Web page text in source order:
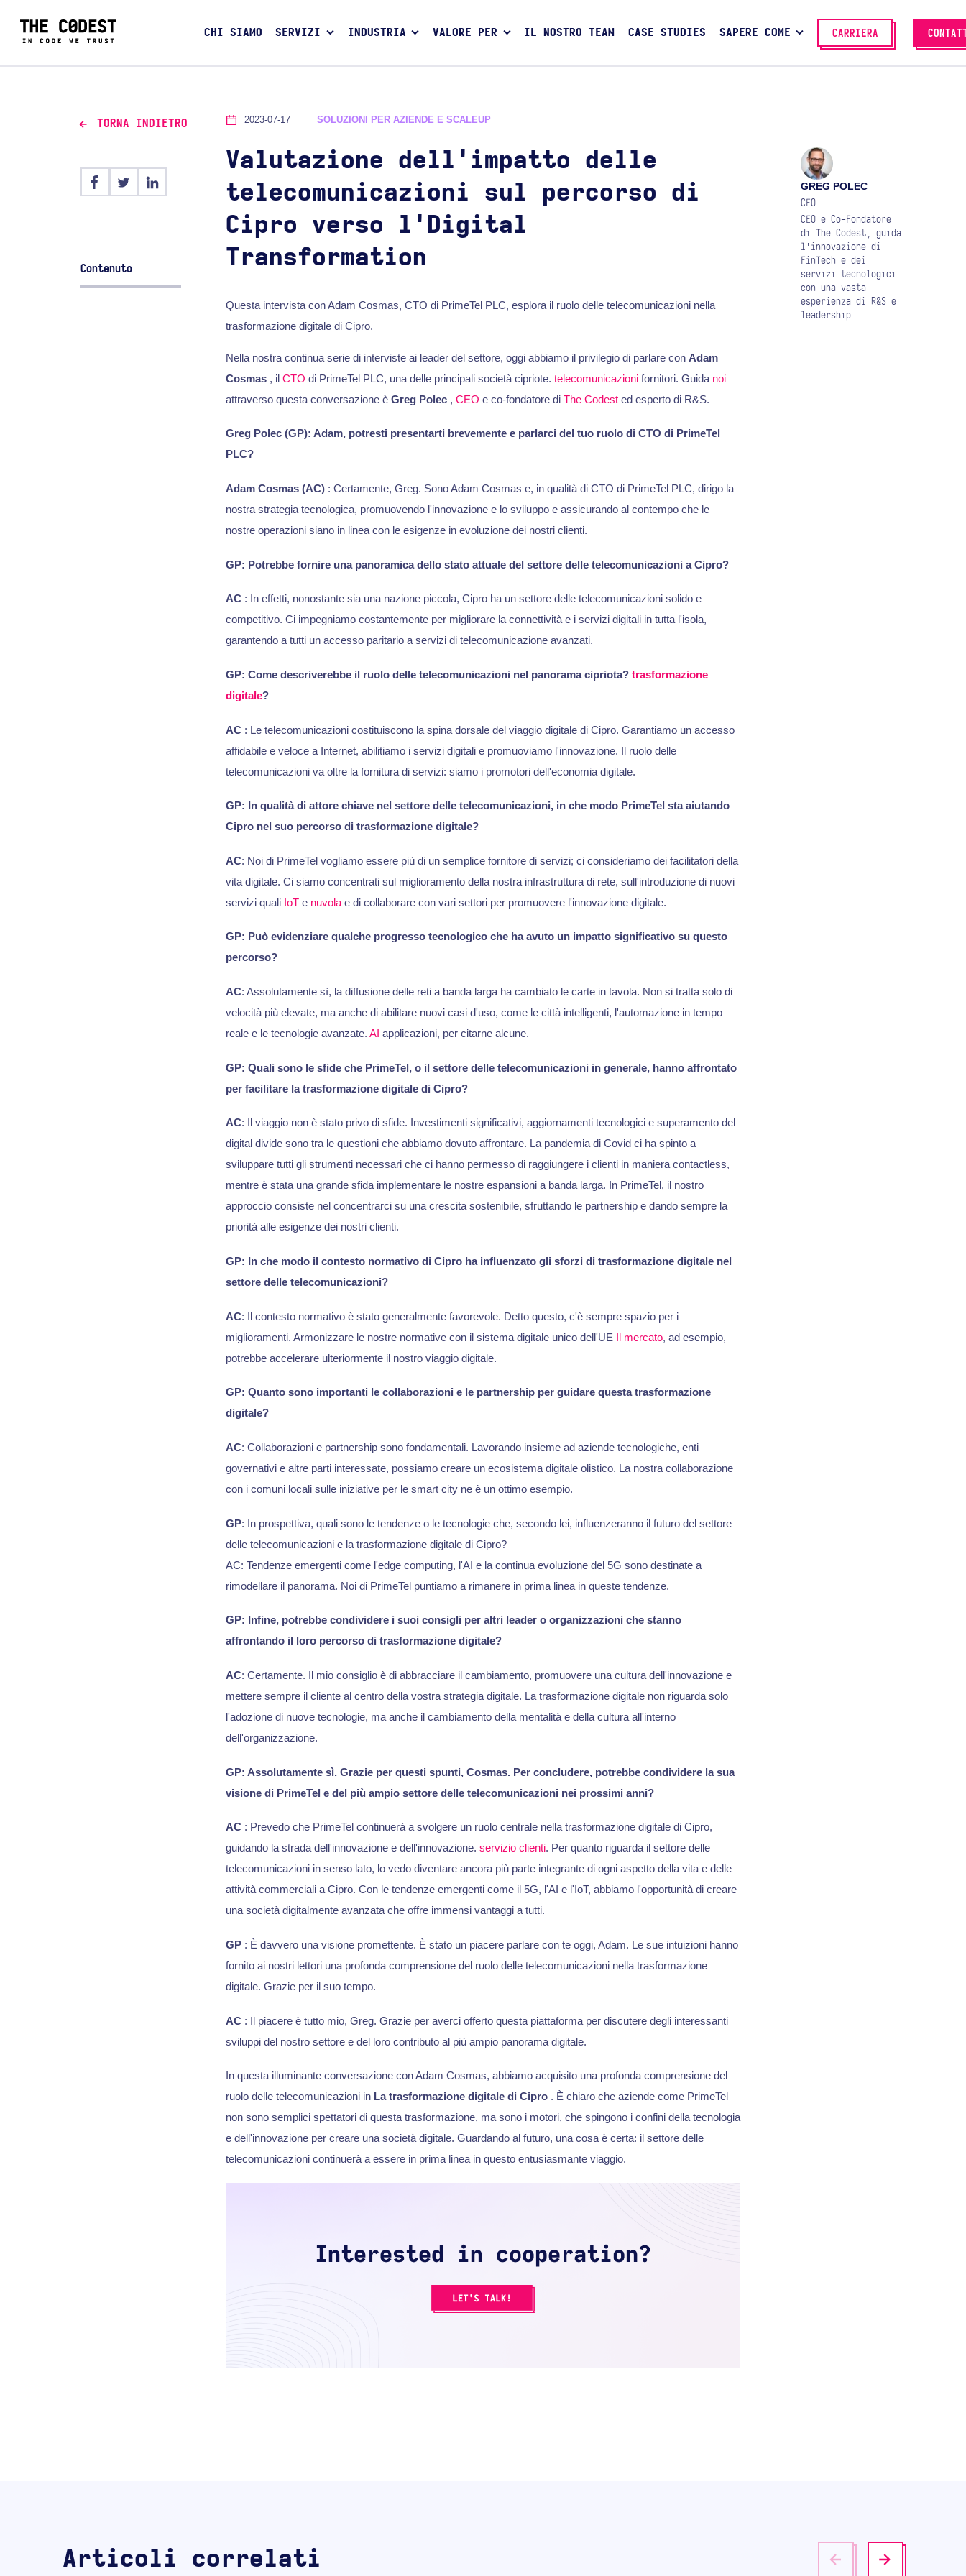
CHI SIAMO SERVIZI INDUSTRIA VALORE PER IL NOSTRO TEAM CASE STUDIES SAPERE COME CARRIERA
TORNA INDIETRO
Contenuto
2023-07-17 SOLUZIONI PER AZIENDE E SCALEUP
Valutazione dell'impatto delle
telecomunicazioni sul percorso di
Cipro verso l'Digital
Transformation
GREG POLEC
CEO
CEO e Co-Fondatore
di The Codest; guida
l'innovazione di
FinTech e dei
servizi tecnologici
con una vasta
esperienza di R&S e
leadership.
Questa intervista con Adam Cosmas, CTO di PrimeTel PLC, esplora il ruolo delle telecomunicazioni nella
trasformazione digitale di Cipro.
Nella nostra continua serie di interviste ai leader del settore, oggi abbiamo il privilegio di parlare con Adam
Cosmas , il CTO di PrimeTel PLC, una delle principali società cipriote. telecomunicazionifornitori. Guida noi
attraverso questa conversazione è Greg Polec , CEO e co-fondatore di The Codested esperto di R&S.
Greg Polec (GP): Adam, potresti presentarti brevemente e parlarci del tuo ruolo di CTO di PrimeTel
PLC?
Adam Cosmas (AC) : Certamente, Greg. Sono Adam Cosmas e, in qualità di CTO di PrimeTel PLC, dirigo la
nostra strategia tecnologica, promuovendo l'innovazione e lo sviluppo e assicurando al contempo che le
nostre operazioni siano in linea con le esigenze in evoluzione dei nostri clienti.
GP: Potrebbe fornire una panoramica dello stato attuale del settore delle telecomunicazioni a Cipro?
AC : In effetti, nonostante sia una nazione piccola, Cipro ha un settore delle telecomunicazioni solido e
competitivo. Ci impegniamo costantemente per migliorare la connettività e i servizi digitali in tutta l'isola,
garantendo a tutti un accesso paritario a servizi di telecomunicazione avanzati.
GP: Come descriverebbe il ruolo delle telecomunicazioni nel panorama cipriota? trasformazione
digitale?
AC : Le telecomunicazioni costituiscono la spina dorsale del viaggio digitale di Cipro. Garantiamo un accesso
affidabile e veloce a Internet, abilitiamo i servizi digitali e promuoviamo l'innovazione. Il ruolo delle
telecomunicazioni va oltre la fornitura di servizi: siamo i promotori dell'economia digitale.
GP: In qualità di attore chiave nel settore delle telecomunicazioni, in che modo PrimeTel sta aiutando
Cipro nel suo percorso di trasformazione digitale?
AC: Noi di PrimeTel vogliamo essere più di un semplice fornitore di servizi; ci consideriamo dei facilitatori della
vita digitale. Ci siamo concentrati sul miglioramento della nostra infrastruttura di rete, sull'introduzione di nuovi
servizi quali IoTe nuvolae di collaborare con vari settori per promuovere l'innovazione digitale.
GP: Può evidenziare qualche progresso tecnologico che ha avuto un impatto significativo su questo
percorso?
AC: Assolutamente sì, la diffusione delle reti a banda larga ha cambiato le carte in tavola. Non si tratta solo di
velocità più elevate, ma anche di abilitare nuovi casi d'uso, come le città intelligenti, l'automazione in tempo
reale e le tecnologie avanzate. AI applicazioni, per citarne alcune.
GP: Quali sono le sfide che PrimeTel, o il settore delle telecomunicazioni in generale, hanno affrontato
per facilitare la trasformazione digitale di Cipro?
AC: Il viaggio non è stato privo di sfide. Investimenti significativi, aggiornamenti tecnologici e superamento del
digital divide sono tra le questioni che abbiamo dovuto affrontare. La pandemia di Covid ci ha spinto a
sviluppare tutti gli strumenti necessari che ci hanno permesso di raggiungere i clienti in maniera contactless,
mentre è stata una grande sfida implementare le nostre espansioni a banda larga. In PrimeTel, il nostro
approccio consiste nel concentrarci su una crescita sostenibile, sfruttando le partnership e dando sempre la
priorità alle esigenze dei nostri clienti.
GP: In che modo il contesto normativo di Cipro ha influenzato gli sforzi di trasformazione digitale nel
settore delle telecomunicazioni?
AC: Il contesto normativo è stato generalmente favorevole. Detto questo, c'è sempre spazio per i
miglioramenti. Armonizzare le nostre normative con il sistema digitale unico dell'UE Il mercato, ad esempio,
potrebbe accelerare ulteriormente il nostro viaggio digitale.
GP: Quanto sono importanti le collaborazioni e le partnership per guidare questa trasformazione
digitale?
AC: Collaborazioni e partnership sono fondamentali. Lavorando insieme ad aziende tecnologiche, enti
governativi e altre parti interessate, possiamo creare un ecosistema digitale olistico. La nostra collaborazione
con i comuni locali sulle iniziative per le smart city ne è un ottimo esempio.
GP: In prospettiva, quali sono le tendenze o le tecnologie che, secondo lei, influenzeranno il futuro del settore
delle telecomunicazioni e la trasformazione digitale di Cipro?
AC: Tendenze emergenti come l'edge computing, l'AI e la continua evoluzione del 5G sono destinate a
rimodellare il panorama. Noi di PrimeTel puntiamo a rimanere in prima linea in queste tendenze.
GP: Infine, potrebbe condividere i suoi consigli per altri leader o organizzazioni che stanno
affrontando il loro percorso di trasformazione digitale?
AC: Certamente. Il mio consiglio è di abbracciare il cambiamento, promuovere una cultura dell'innovazione e
mettere sempre il cliente al centro della vostra strategia digitale. La trasformazione digitale non riguarda solo
l'adozione di nuove tecnologie, ma anche il cambiamento della mentalità e della cultura all'interno
dell'organizzazione.
GP: Assolutamente sì. Grazie per questi spunti, Cosmas. Per concludere, potrebbe condividere la sua
visione di PrimeTel e del più ampio settore delle telecomunicazioni nei prossimi anni?
AC : Prevedo che PrimeTel continuerà a svolgere un ruolo centrale nella trasformazione digitale di Cipro,
guidando la strada dell'innovazione e dell'innovazione. servizio clienti. Per quanto riguarda il settore delle
telecomunicazioni in senso lato, lo vedo diventare ancora più parte integrante di ogni aspetto della vita e delle
attività commerciali a Cipro. Con le tendenze emergenti come il 5G, l'AI e l'IoT, abbiamo l'opportunità di creare
una società digitalmente avanzata che offre immensi vantaggi a tutti.
GP : È davvero una visione promettente. È stato un piacere parlare con te oggi, Adam. Le sue intuizioni hanno
fornito ai nostri lettori una profonda comprensione del ruolo delle telecomunicazioni nella trasformazione
digitale. Grazie per il suo tempo.
AC : Il piacere è tutto mio, Greg. Grazie per averci offerto questa piattaforma per discutere degli interessanti
sviluppi del nostro settore e del loro contributo al più ampio panorama digitale.
In questa illuminante conversazione con Adam Cosmas, abbiamo acquisito una profonda comprensione del
ruolo delle telecomunicazioni in La trasformazione digitale di Cipro . È chiaro che aziende come PrimeTel
non sono semplici spettatori di questa trasformazione, ma sono i motori, che spingono i confini della tecnologia
e dell'innovazione per creare una società digitale. Guardando al futuro, una cosa è certa: il settore delle
telecomunicazioni continuerà a essere in prima linea in questo entusiasmante viaggio.
Articoli correlati